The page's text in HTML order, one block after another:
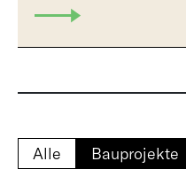
Alle Bauprojekte